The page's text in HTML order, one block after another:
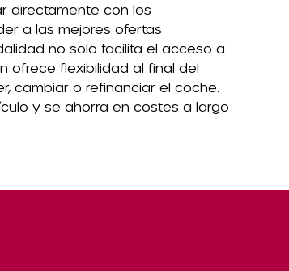
directamente con los
a las mejores ofertas
no solo facilita el acceso a
ofrece flexibilidad al final del
cambiar o refinanciar el coche.
y se ahorra en costes a largo